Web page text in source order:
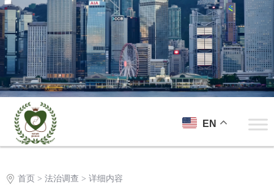
EN
首页 > 法治调查 > 详细内容